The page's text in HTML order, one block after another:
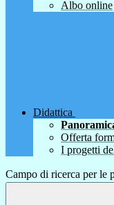
Albo online
Didattica
Offerta
I progetti
Campo di ricerca per le